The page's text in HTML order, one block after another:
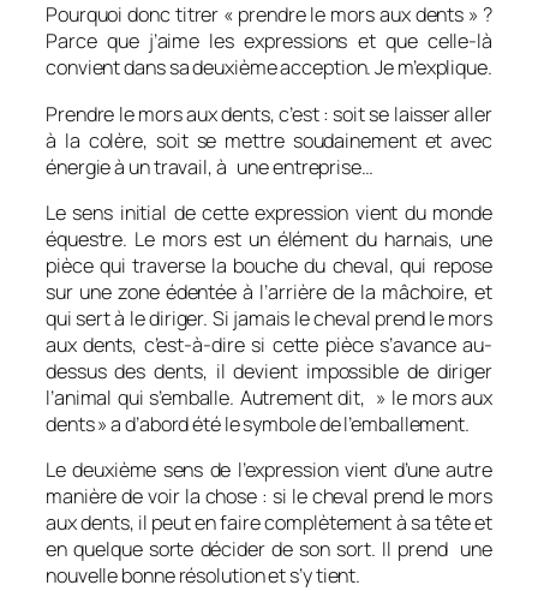
Pourquoi donc titrer « prendre le mors aux dents » ?
Parce que j’aime les expressions et que celle-là
convient dans sa deuxième acception. Je m’explique.
Prendre le mors aux dents, c’est : soit se laisser aller
à la colère, soit se mettre soudainement et avec
énergie à un travail, à une entreprise…
Le sens initial de cette expression vient du monde
équestre. Le mors est un élément du harnais, une
pièce qui traverse la bouche du cheval, qui repose
sur une zone édentée à l’arrière de la mâchoire, et
qui sert à le diriger. Si jamais le cheval prend le mors
aux dents, c’est-à-dire si cette pièce s’avance au-
dessus des dents, il devient impossible de diriger
l’animal qui s’emballe. Autrement dit, » le mors aux
dents » a d’abord été le symbole de l’emballement.
Le deuxième sens de l’expression vient d’une autre
manière de voir la chose : si le cheval prend le mors
aux dents, il peut en faire complètement à sa tête et
en quelque sorte décider de son sort. Il prend une
nouvelle bonnerésolution et s’y tient.